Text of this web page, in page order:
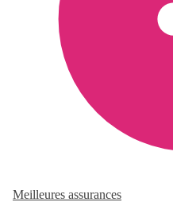
Meilleures assurances